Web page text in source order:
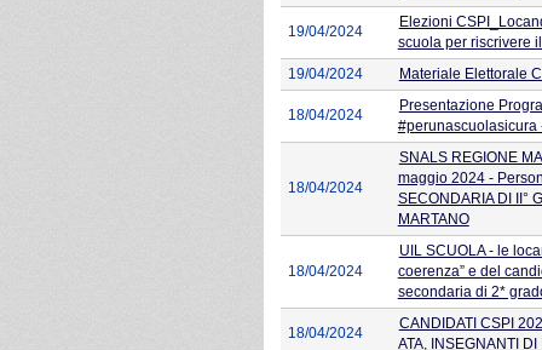
19/04/2024
Elezioni
scuola per riscrivere
19/04/2024
Materiale Elettorale
18/04/2024
Presentazione
#perunascuolasicura
18/04/2024
SNALS REGIONE
maggio 2024 -
SECONDARIA DI II°
MARTANO
18/04/2024
UIL SCUOLA - le
coerenza” e del
secondaria di 2*
18/04/2024
CANDIDATI CSPI
ATA, INSEGNANTI